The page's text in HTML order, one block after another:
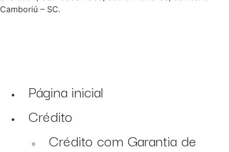
Camboriú – SC.
Página inicial
Crédito
Crédito com Garantia de